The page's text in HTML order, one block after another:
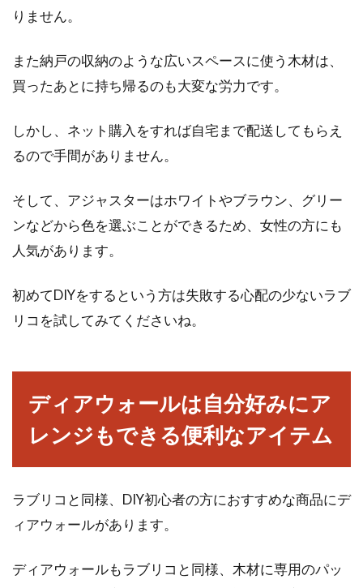
りません。
また納戸の収納のような広いスペースに使う木材は、
買ったあとに持ち帰るのも大変な労力です。
しかし、ネット購入をすれば自宅まで配送してもらえ
るので手間がありません。
そして、アジャスターはホワイトやブラウン、グリー
ンなどから色を選ぶことができるため、女性の方にも
人気があります。
初めてDIYをするという方は失敗する心配の少ないラブ
リコを試してみてくださいね。
ディアウォールは自分好みにア
レンジもできる便利なアイテム
ラブリコと同様、DIY初心者の方におすすめな商品にデ
ィアウォールがあります。
ディアウォールもラブリコと同様、木材に専用のパッ